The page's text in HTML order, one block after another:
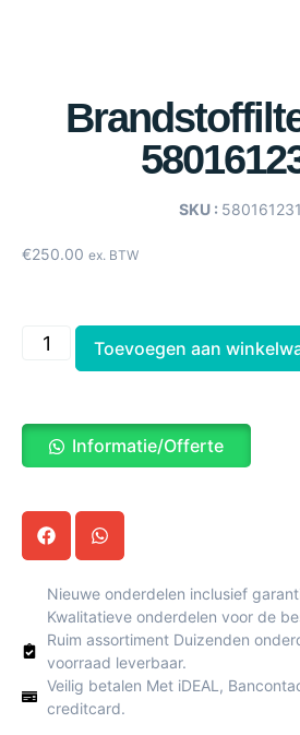
SKU :
€250.00 ex. BTW
Toevoegen aan
Informatie/Offerte
Nieuwe onderdelen inclusief
Kwalitatieve onderdelen voor de
Ruim assortiment Duizenden
voorraad leverbaar.
Veilig betalen Met iDEAL,
creditcard.